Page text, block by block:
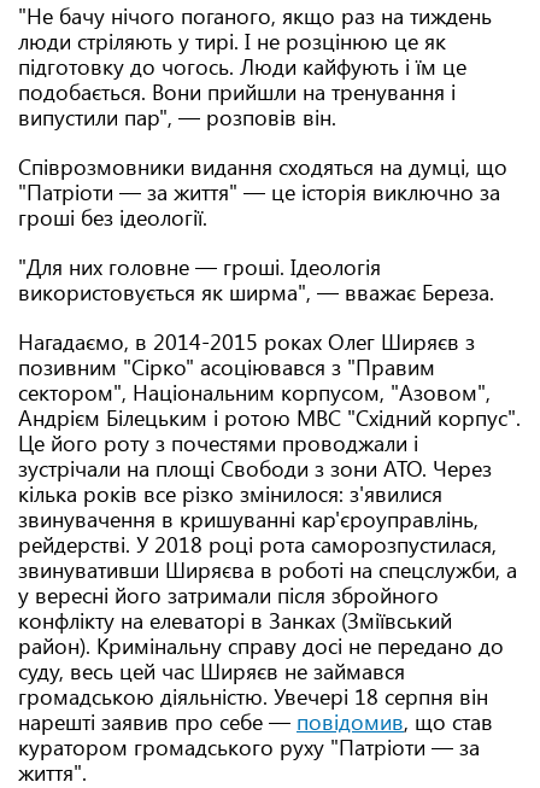
"Не бачу нічого поганого, якщо раз на тиждень
люди стріляють у тирі. І не розцінюю це як
підготовку до чогось. Люди кайфують і їм це
подобається. Вони прийшли на тренування і
випустили пар", — розповів він.
Співрозмовники видання сходяться на думці, що
"Патріоти — за життя" — це історія виключно за
гроші без ідеології.
"Для них головне — гроші. Ідеологія
використовується як ширма", — вважає Береза.
Нагадаємо, в 2014-2015 роках Олег Ширяєв з
позивним "Сірко" асоціювався з "Правим
сектором", Національним корпусом, "Азовом",
Андрієм Білецьким і ротою МВС "Східний корпус".
Це його роту з почестями проводжали і
зустрічали на площі Свободи з зони АТО. Через
кілька років все різко змінилося: з'явилися
звинувачення в кришуванні кар'єроуправлінь,
рейдерстві. У 2018 році рота саморозпустилася,
звинувативши Ширяєва в роботі на спецслужби, а
у вересні його затримали після збройного
конфлікту на елеваторі в Занках (Зміївський
район). Кримінальну справу досі не передано до
суду, весь цей час Ширяєв не займався
громадською діяльністю. Увечері 18 серпня він
нарешті заявив про себе — повідомив, що став
куратором громадського руху "Патріоти — за
життя".